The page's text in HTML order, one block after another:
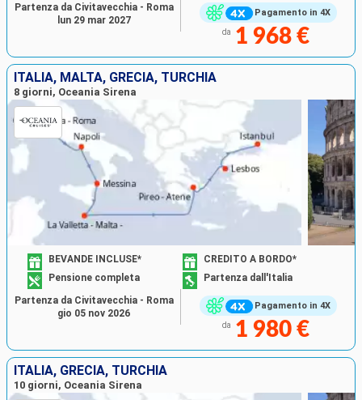
Pagamento in 4X
da 1 968 €
Partenza da Civitavecchia - Roma
lun 29 mar 2027
ITALIA, MALTA, GRECIA, TURCHIA
8 giorni, Oceania Sirena
Pagamento in 4X
BEVANDE INCLUSE*
CREDITO A BORDO*
Pensione completa
Partenza dall'Italia
da 1 980 €
Partenza da Civitavecchia - Roma
gio 05 nov 2026
ITALIA, GRECIA, TURCHIA
10 giorni, Oceania Sirena